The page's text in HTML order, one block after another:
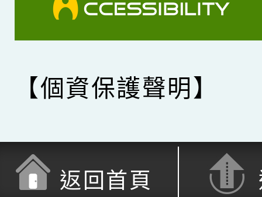
【個資保護聲明】
返回首頁